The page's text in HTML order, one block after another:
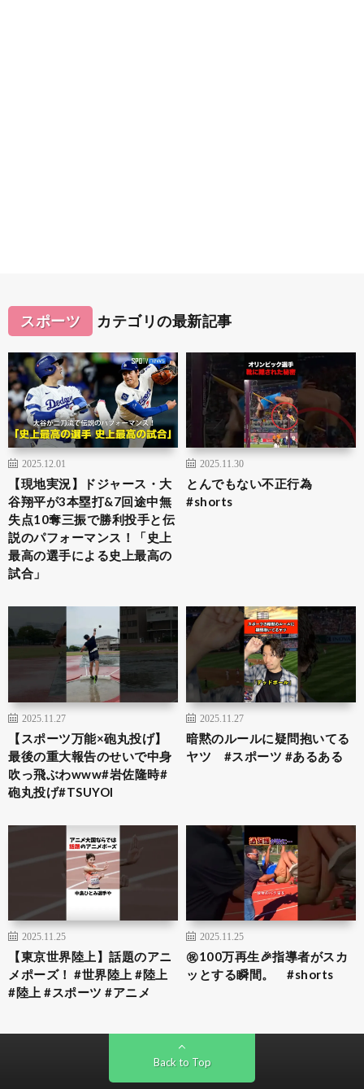
スポーツ カテゴリの最新記事
2025.12.01
【現地実況】ドジャース・大
谷翔平が3本塁打&7回途中無
失点10奪三振で勝利投手と伝
説のパフォーマンス！「史上
最高の選手による史上最高の
試合」
2025.11.30
とんでもない不正行為
#shorts
2025.11.27
【スポーツ万能×砲丸投げ】
最後の重大報告のせいで中身
吹っ飛ぶわwww#岩佐隆時#
砲丸投げ#TSUYOI
2025.11.27
暗黙のルールに疑問抱いてる
ヤツ #スポーツ #あるある
2025.11.25
【東京世界陸上】話題のアニ
メポーズ！ #世界陸上 #陸上
#陸上 #スポーツ #アニメ
2025.11.25
㊗️100万再生🎉指導者がスカ
ッとする瞬間。 #shorts
Back to Top